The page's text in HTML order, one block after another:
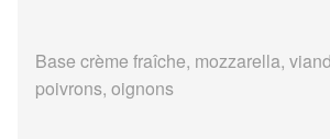
Base crème fraîche, mozzarella,
poivrons, oignons